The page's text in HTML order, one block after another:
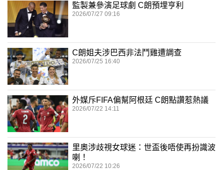
監製兼參演足球劇 C朗預埋亨利
2026/07/27 09:16
C朗姐夫涉巴西非法鬥雞遭調查
2026/07/25 16:40
外媒斥FIFA偏幫阿根廷 C朗點讚惹熱議
2026/07/22 14:11
里奧涉歧視女球迷：世盃後唔使再扮識波
喇！
2026/07/22 10:26